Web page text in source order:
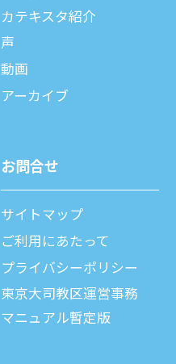
カテキスタ紹介
声
動画
アーカイブ
お問合せ
サイトマップ
ご利⽤にあたって
プライバシーポリシー
東京大司教区運営事務
マニュアル暫定版